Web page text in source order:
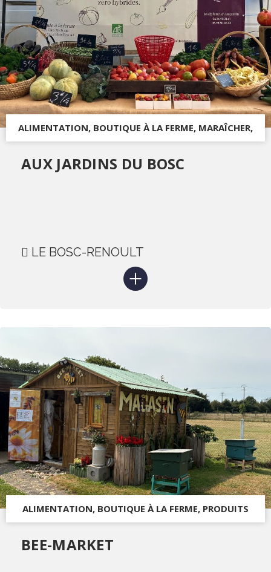
ALIMENTATION, BOUTIQUE À LA FERME, MARAÎCHER,
AUX JARDINS DU BOSC
LE BOSC-RENOULT
ALIMENTATION, BOUTIQUE À LA FERME, PRODUITS
BEE-MARKET